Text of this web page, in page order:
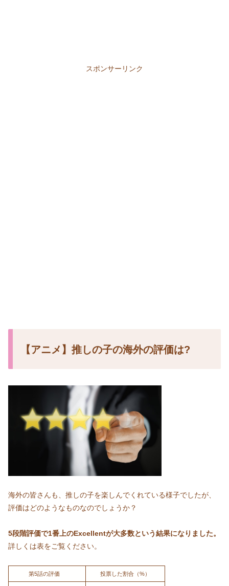
スポンサーリンク
【アニメ】推しの子の海外の評価は?
海外の皆さんも、推しの子を楽しんでくれている様子でしたが、
評価はどのようなものなのでしょうか？
5段階評価で1番上のExcellentが大多数という結果になりました。
詳しくは表をご覧ください。
第5話の評価 投票した割合（%）